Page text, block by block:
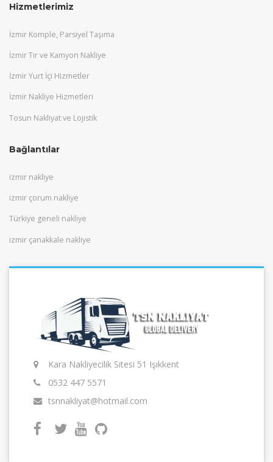
Hizmetlerimiz
İzmir Komple, Parsiyel Taşıma
İzmir Tır ve Kamyon Nakliye
İzmir Yurt İçi Hizmetler
İzmir Nakliye Hizmetleri
Tosun Nakliyat ve Lojistik
Bağlantılar
izmir nakliye
izmir çorum nakliye
Türkiye geneli nakliye
izmir çanakkale nakliye
Kara Nakliyecilik Sitesi 51 Işıkkent
0532 447 5571
tsnnakliyat@hotmail.com